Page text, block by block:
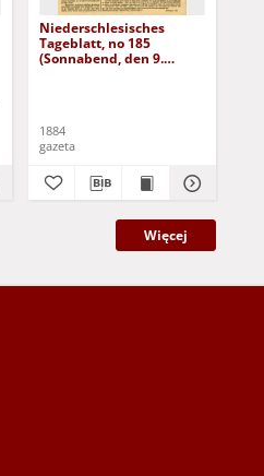
Niederschlesisches
Tageblatt, no 185
(Sonnabend, den 9.
1884
gazeta
Więcej